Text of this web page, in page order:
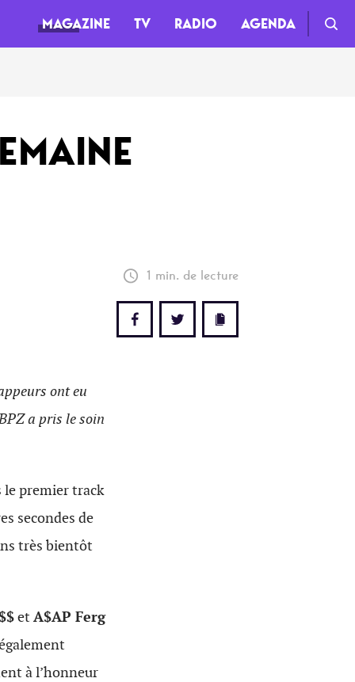
MAGAZINE TV RADIO AGENDA
1 min. de lecture
ont eu
a pris le soin
le premier track
secondes de
très bientôt
et A$AP Ferg
à l’honneur